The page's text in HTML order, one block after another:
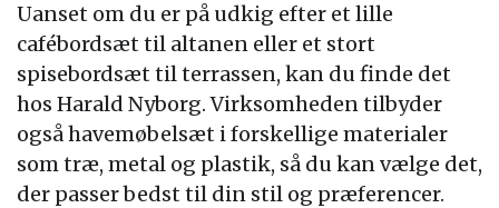
Uanset om du er på udkig efter et lille
cafébordsæt til altanen eller et stort
spisebordsæt til terrassen, kan du finde det
hos Harald Nyborg. Virksomheden tilbyder
også havemøbelsæt i forskellige materialer
som træ, metal og plastik, så du kan vælge det,
der passer bedst til din stil og præferencer.